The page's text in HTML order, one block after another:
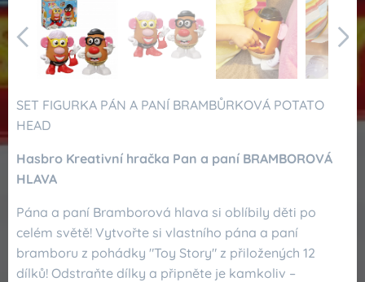
SET FIGURKA PÁN A PANÍ BRAMBŮRKOVÁ POTATO
HEAD
Hasbro Kreativní hračka Pan a paní BRAMBOROVÁ
HLAVA
Pána a paní Bramborová hlava si oblíbily děti po
celém světě! Vytvořte si vlastního pána a paní
bramboru z pohádky "Toy Story" z přiložených 12
dílků! Odstraňte dílky a připněte je kamkoliv –